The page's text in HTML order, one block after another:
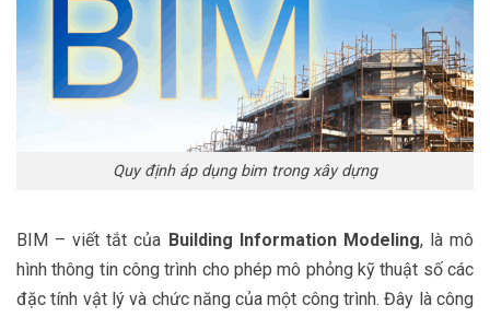
Quy định áp dụng bim trong xây dựng
BIM – viết tắt của Building Information Modeling, là mô
hình thông tin công trình cho phép mô phỏng kỹ thuật số các
đặc tính vật lý và chức năng của một công trình. Đây là công